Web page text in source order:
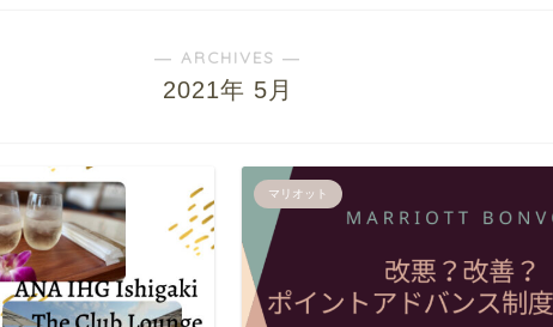
― ARCHIVES ―
2021年 5月
マリオット